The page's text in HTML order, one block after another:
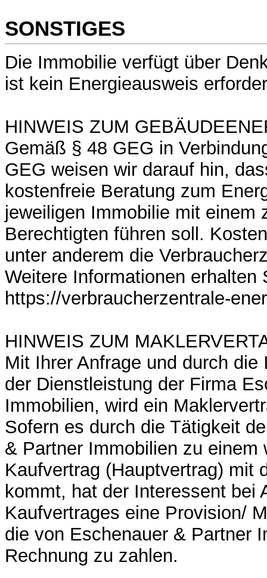
SONSTIGES
Die Immobilie verfügt über
ist kein Energieausweis
HINWEIS ZUM
Gemäß § 48 GEG in
GEG weisen wir darauf hin,
kostenfreie Beratung zum
jeweiligen Immobilie mit einem
Berechtigten führen soll.
unter anderem die
Weitere Informationen erhalten
https://verbraucherzentrale-
HINWEIS ZUM
Mit Ihrer Anfrage und durch die
der Dienstleistung der Firma
Immobilien, wird ein
Sofern es durch die Tätigkeit
& Partner Immobilien zu einem
Kaufvertrag (Hauptvertrag) mit
kommt, hat der Interessent bei
Kaufvertrages eine Provision/
die von Eschenauer & Partner
Rechnung zu zahlen.